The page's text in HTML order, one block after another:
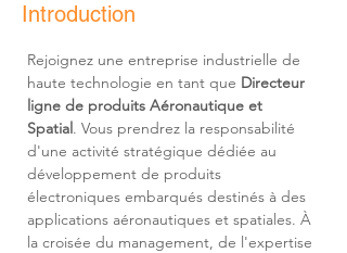
Introduction
Rejoignez une entreprise industrielle de
haute technologie en tant que Directeur
ligne de produits Aéronautique et
Spatial. Vous prendrez la responsabilité
d'une activité stratégique dédiée au
développement de produits
électroniques embarqués destinés à des
applications aéronautiques et spatiales. À
la croisée du management, de l'expertise